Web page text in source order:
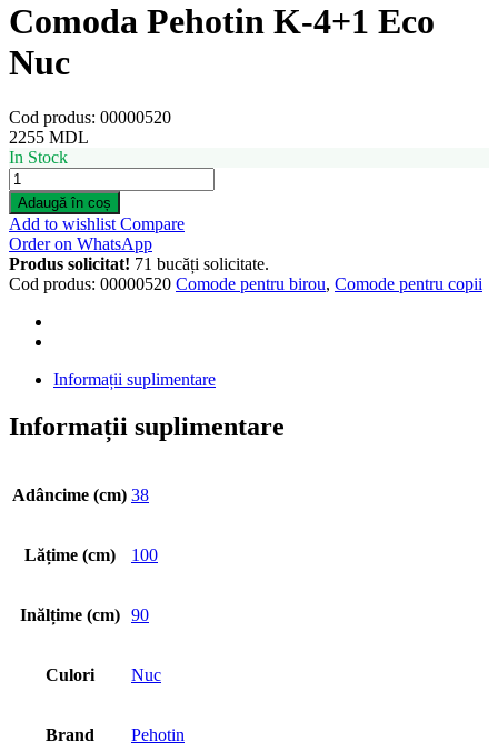
Comoda Pehotin K-4+1 Eco
Nuc
Cod produs: 00000520
2255 MDL
In Stock
Comoda
Pehotin
K-
4+1
Eco
Nuc
quantity
Adaugă în coș
Add to wishlist Compare
Order on WhatsApp
Produs solicitat! 71 bucăți solicitate.
Cod produs: 00000520 Comode pentru birou, Comode pentru copii
Informații suplimentare
Informații suplimentare
Adâncime (cm) 38
Lățime (cm) 100
Inălțime (cm) 90
Culori Nuc
Brand Pehotin